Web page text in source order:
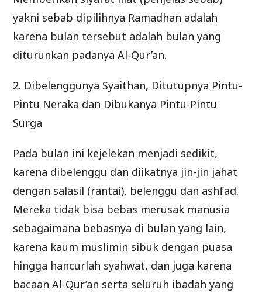
yakni sebab dipilihnya Ramadhan adalah
karena bulan tersebut adalah bulan yang
diturunkan padanya Al-Qur’an.
2. Dibelenggunya Syaithan, Ditutupnya Pintu-
Pintu Neraka dan Dibukanya Pintu-Pintu
Surga
Pada bulan ini kejelekan menjadi sedikit,
karena dibelenggu dan diikatnya jin-jin jahat
dengan salasil (rantai), belenggu dan ashfad.
Mereka tidak bisa bebas merusak manusia
sebagaimana bebasnya di bulan yang lain,
karena kaum muslimin sibuk dengan puasa
hingga hancurlah syahwat, dan juga karena
bacaan Al-Qur’an serta seluruh ibadah yang